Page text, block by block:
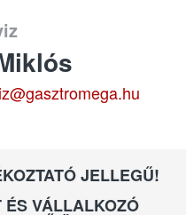
JELLEGŰ!
VÁLLALKOZÓ